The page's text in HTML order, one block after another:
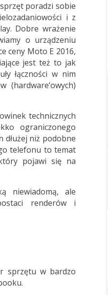
poradzi sobie
i z
Dobre wrażenie
o urządzeniu
ceny Moto E 2016,
jest też to jak
łączności w nim
technicznych
ograniczonego
dłużej niż podobne
telefonu to temat
pojawi się na
niewiadomą, ale
renderów i
sprzętu w bardzo